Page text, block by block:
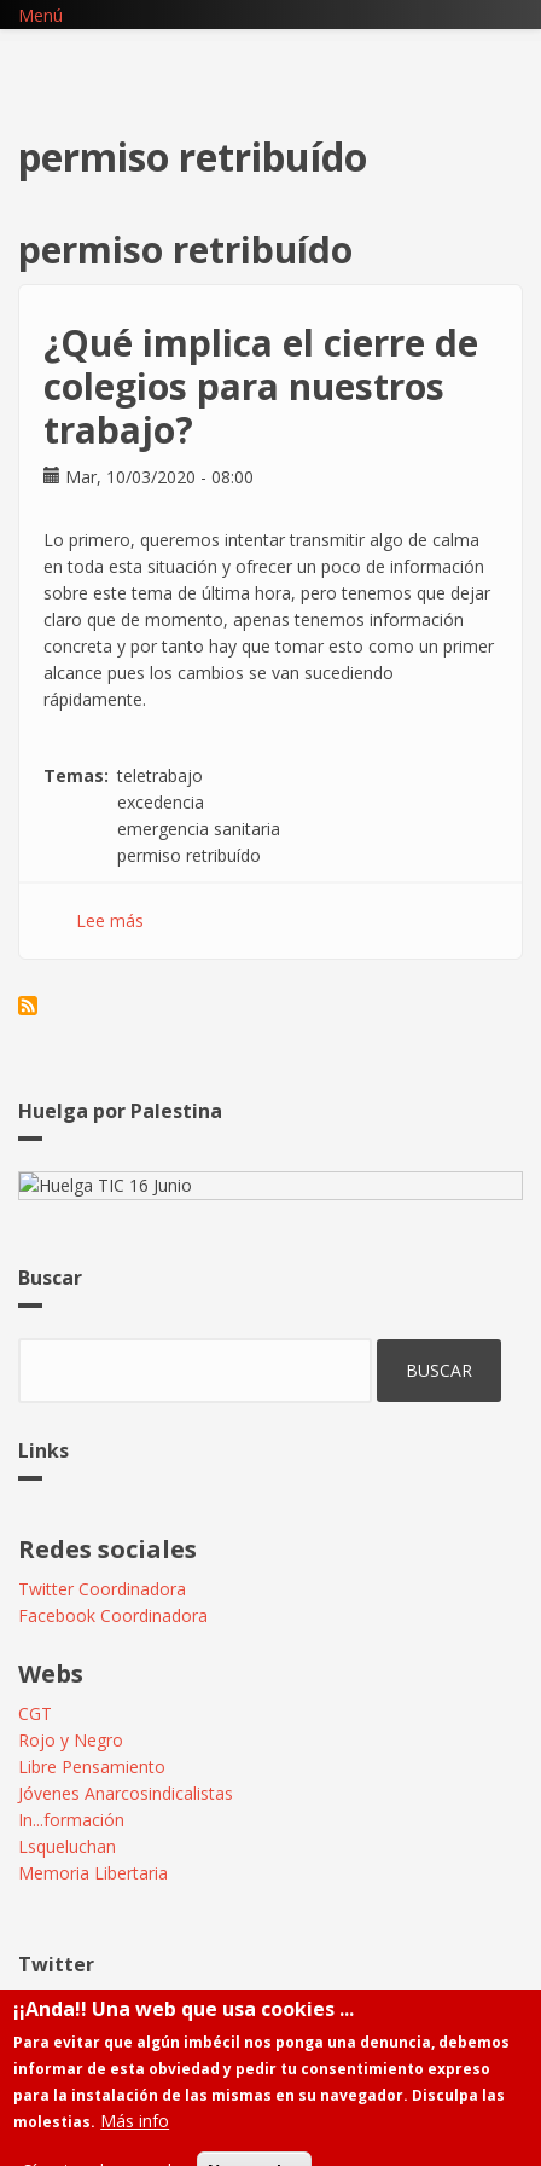
Pasar
Menú
permiso retribuído
permiso retribuído
¿Qué implica el cierre de
colegios para nuestros
trabajo?
Mar, 10/03/2020 - 08:00
Lo primero, queremos intentar transmitir algo de calma
en toda esta situación y ofrecer un poco de información
sobre este tema de última hora, pero tenemos que dejar
claro que de momento, apenas tenemos información
concreta y por tanto hay que tomar esto como un primer
alcance pues los cambios se van sucediendo
rápidamente.
Temas
teletrabajo
excedencia
emergencia sanitaria
permiso retribuído
Lee más
para
Huelga por Palestina
Buscar
Links
Redes sociales
Twitter Coordinadora
Facebook Coordinadora
Webs
CGT
Rojo y Negro
Libre Pensamiento
Jóvenes Anarcosindicalistas
In...formación
Lsqueluchan
Memoria Libertaria
Twitter
Tweets by @Informatica_CGT
¡¡Anda!! Una web que usa cookies ...
Para evitar que algún imbécil nos ponga una denuncia, debemos
informar de esta obviedad y pedir tu consentimiento expreso
para la instalación de las mismas en su navegador. Disculpa las
molestias. Más info